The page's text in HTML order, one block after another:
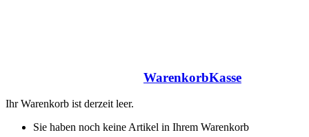
WarenkorbKasse
Ihr Warenkorb ist derzeit leer.
Sie haben noch keine Artikel in Ihrem Warenkorb